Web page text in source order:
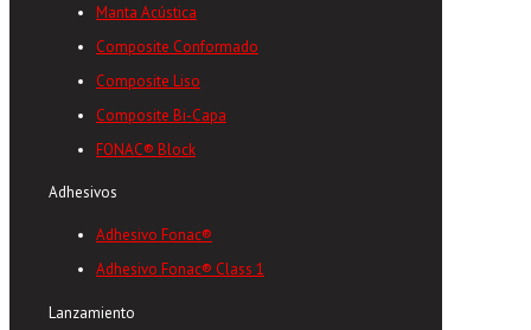
Manta Acústica
Composite Conformado
Composite Liso
Composite Bi-Capa
FONAC® Block
Adhesivos
Adhesivo Fonac®
Adhesivo Fonac® Class 1
Lanzamiento